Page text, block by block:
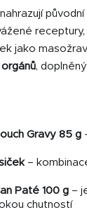
a
c
í
p
r
v
p
s
u
jako
,
Gravy 85 g
–
Paté 100 g –
chutností